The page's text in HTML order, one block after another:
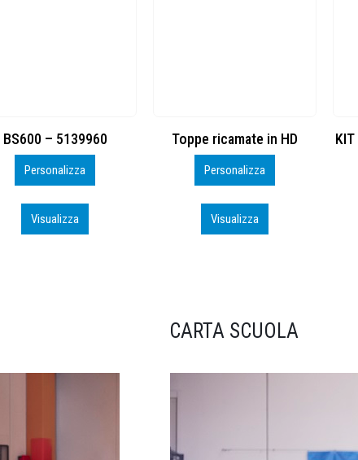
Toppe ricamate in HD
Personalizza
Visualizza
KIT CAMP 100 2026_perso
Personalizza
Visualizza
CARTA SCUOLA